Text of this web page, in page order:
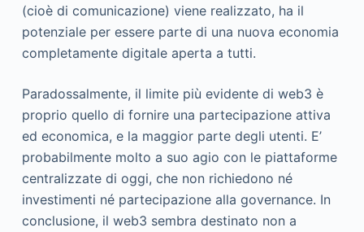
(cioè di comunicazione) viene realizzato, ha il
potenziale per essere parte di una nuova economia
completamente digitale aperta a tutti.
Paradossalmente, il limite più evidente di web3 è
proprio quello di fornire una partecipazione attiva
ed economica, e la maggior parte degli utenti. E’
probabilmente molto a suo agio con le piattaforme
centralizzate di oggi, che non richiedono né
investimenti né partecipazione alla governance. In
conclusione, il web3 sembra destinato non a